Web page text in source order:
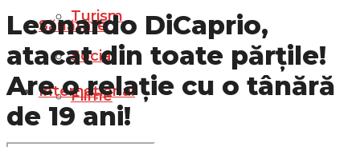
Turism
Social
Filme
Sănătate
Internațional
Leonardo DiCaprio,
atacat din toate părțile!
Are o relație cu o tânără
de 19 ani!